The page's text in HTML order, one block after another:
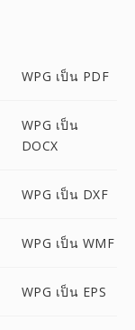
WPG เป็น PDF
WPG เป็น
DOCX
WPG เป็น DXF
WPG เป็น WMF
WPG เป็น EPS